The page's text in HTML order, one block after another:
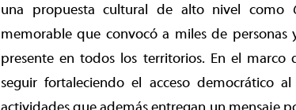
una propuesta cultural de alto nivel como
memorable que convocó a miles de
presente en todos los territorios. En el
seguir fortaleciendo el acceso democrático